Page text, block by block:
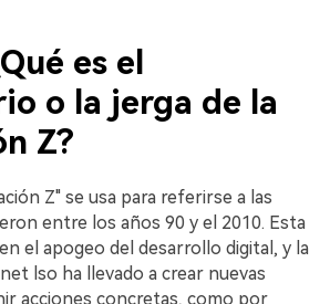
es el
o la jerga de la
Z?
Z" se usa para referirse a las
entre los años 90 y el 2010. Esta
el apogeo del desarrollo digital, y la
lso ha llevado a crear nuevas
acciones concretas, como por